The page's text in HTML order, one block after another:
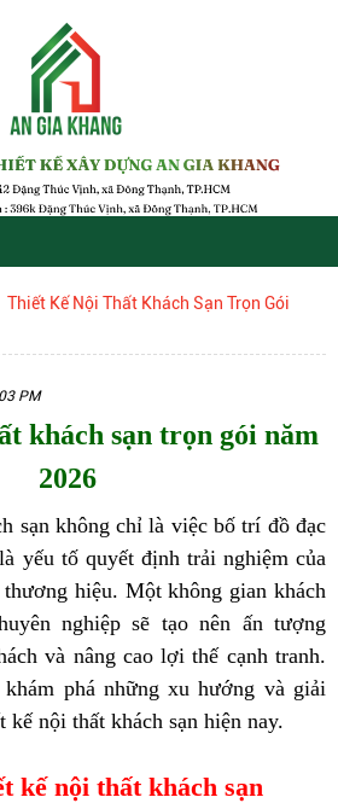
Thiết Kế Nội Thất Khách Sạn Trọn Gói
PM
khách sạn trọn gói năm
2026
sạn không chỉ là việc bố trí đồ đạc
yếu tố quyết định trải nghiệm của
hiệu. Một không gian khách
nghiệp sẽ tạo nên ấn tượng
và nâng cao lợi thế cạnh tranh.
khám phá những xu hướng và giải
nội thất khách sạn hiện nay.
kế nội thất khách sạn